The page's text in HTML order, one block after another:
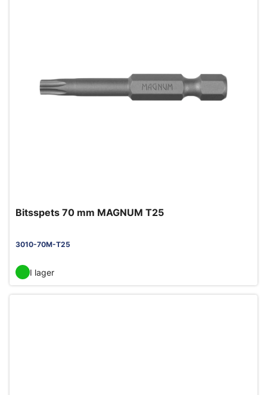
Bitsspets 70 mm MAGNUM T25
3010-70M-T25
I lager